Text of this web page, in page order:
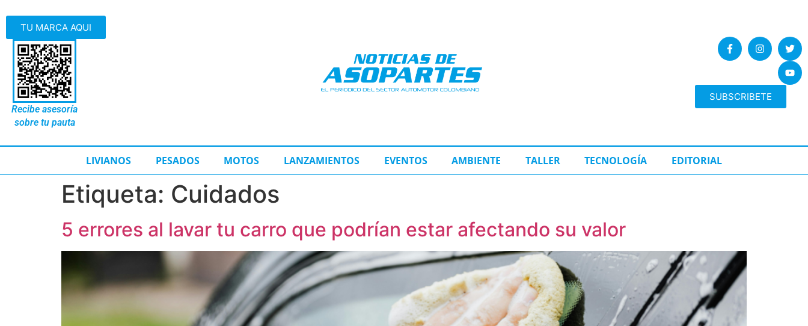
TU MARCA AQUI
Recibe asesoría
sobre tu pauta
SUBSCRIBETE
LIVIANOS PESADOS MOTOS LANZAMIENTOS EVENTOS AMBIENTE TALLER TECNOLOGÍA EDITORIAL
Etiqueta: Cuidados
5 errores al lavar tu carro que podrían estar afectando su valor